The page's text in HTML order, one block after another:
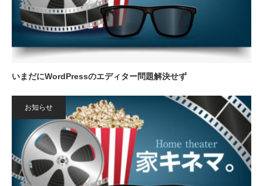
いまだにWordPressのエディター問題解決せず
お知らせ